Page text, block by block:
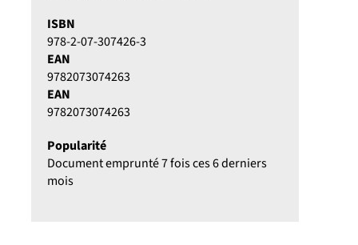
ISBN
978-2-07-307426-3
EAN
9782073074263
EAN
9782073074263
Popularité
Document emprunté 7 fois ces 6 derniers
mois